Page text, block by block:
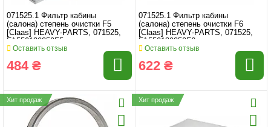
071525.1 Фильтр кабины
(салона) степень очистки F5
[Claas] HEAVY-PARTS, 071525,
FA550130250F5
Оставить отзыв
484 ₴
071525.1 Фильтр кабины
(салона) степень очистки F6
[Claas] HEAVY-PARTS, 071525,
FA550130250F6
Оставить отзыв
622 ₴
Хит продаж Хит продаж